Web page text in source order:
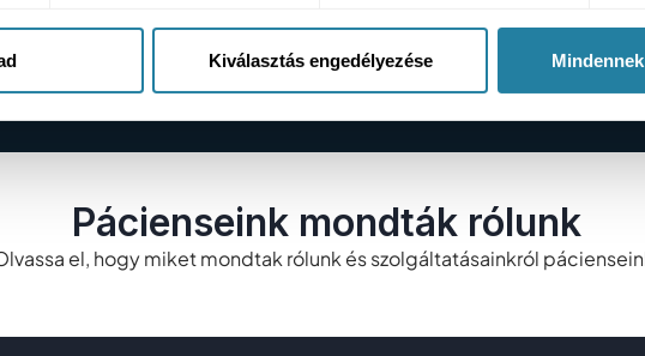
Kiválasztás engedélyezése
Pácienseink mondták rólunk
el, hogy miket mondtak rólunk és szolgáltatásainkról